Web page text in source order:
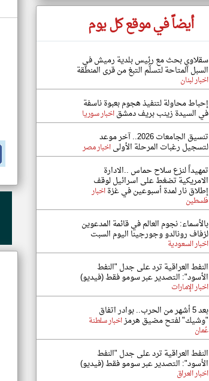
أيضاً في موقع كل يوم
سقلاوي بحث مع رئيس بلدية رميش في
السبل المتاحة لتسلُّم التبغ من قرى المنطقة
اخبار لبنان
إحباط محاولة لتنفيذ هجوم بعبوة ناسفة
في السيدة زينب بريف دمشقاخبار سوريا
تنسيق الجامعات 2026.. آخر موعد
لتسجيل رغبات المرحلة الأولىاخبار مصر
تمهيداً لنزع سلاح حماس ..الادارة
الامريكية تضغط على اسرائيل لوقف
إطلاق نار لمدة أسبوعين في غزةاخبار
فلسطين
بالأسماء: نجوم العالم في قائمة المدعوين
لزفاف رونالدو وجورجينا اليوم السبت
اخبار السعودية
النفط العراقية ترد على جدل "النفط
الأسود": التصدير عبر سومو فقط (فيديو)
اخبار الإمارات
بعد 5 أشهر من الحرب.. بوادر اتفاق
"وشيك" لفتح مضيق هرمزاخبار سلطنة
عُمان
النفط العراقية ترد على جدل "النفط
الأسود": التصدير عبر سومو فقط (فيديو)
اخبار العراق